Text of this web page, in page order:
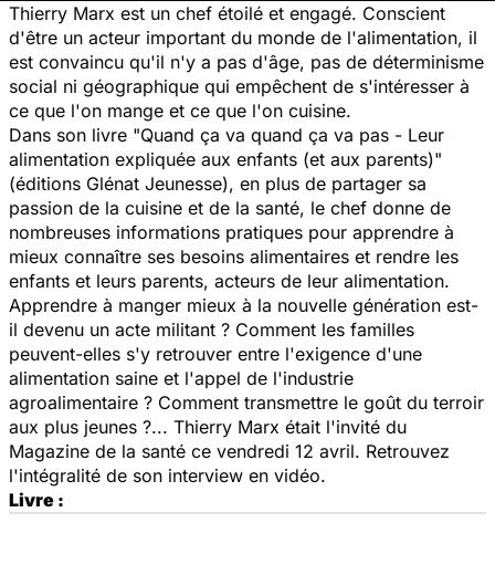
Thierry Marx est un chef étoilé et engagé. Conscient
d'être un acteur important du monde de l'alimentation, il
est convaincu qu'il n'y a pas d'âge, pas de déterminisme
social ni géographique qui empêchent de s'intéresser à
ce que l'on mange et ce que l'on cuisine.
Dans son livre "Quand ça va quand ça va pas - Leur
alimentation expliquée aux enfants (et aux parents)"
(éditions Glénat Jeunesse), en plus de partager sa
passion de la cuisine et de la santé, le chef donne de
nombreuses informations pratiques pour apprendre à
mieux connaître ses besoins alimentaires et rendre les
enfants et leurs parents, acteurs de leur alimentation.
Apprendre à manger mieux à la nouvelle génération est-
il devenu un acte militant ? Comment les familles
peuvent-elles s'y retrouver entre l'exigence d'une
alimentation saine et l'appel de l'industrie
agroalimentaire ? Comment transmettre le goût du terroir
aux plus jeunes ?... Thierry Marx était l'invité du
Magazine de la santé ce vendredi 12 avril. Retrouvez
l'intégralité de son interview en vidéo.
Livre :